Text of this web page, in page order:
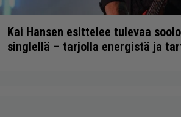
Kai Hansen esittelee tulevaa
singlellä – tarjolla energistä ja